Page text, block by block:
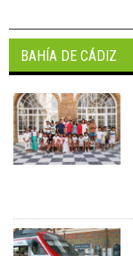
BAHÍA DE CÁDIZ